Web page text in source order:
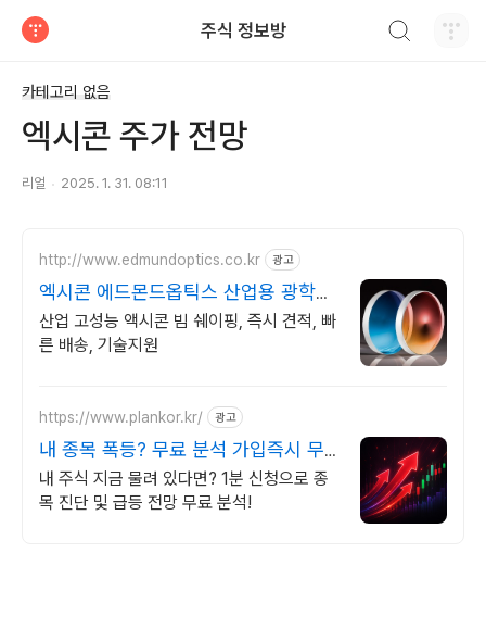
주식 정보방
카테고리 없음
엑시콘 주가 전망
리얼 2025. 1. 31. 08:11
http://www.edmundoptics.co.kr 광고
엑시콘 에드몬드옵틱스 산업용 광학부
품 전문
산업 고성능 액시콘 빔 쉐이핑, 즉시 견적, 빠
른 배송, 기술지원
https://www.plankor.kr/ 광고
내 종목 폭등? 무료 분석 가입즉시 무
료리포트 100%
내 주식 지금 물려 있다면? 1분 신청으로 종
목 진단 및 급등 전망 무료 분석!